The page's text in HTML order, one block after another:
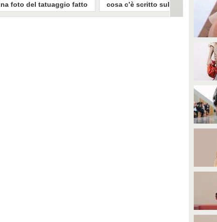
foto del tatuaggio fatto
Fedez, ma il gesto non
cosa c’è scritto sulla t-shirt
“Strawferry"